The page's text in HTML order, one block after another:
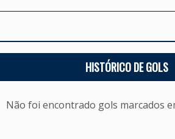
HISTÓRICO DE GOLS
Não foi encontrado gols marcados